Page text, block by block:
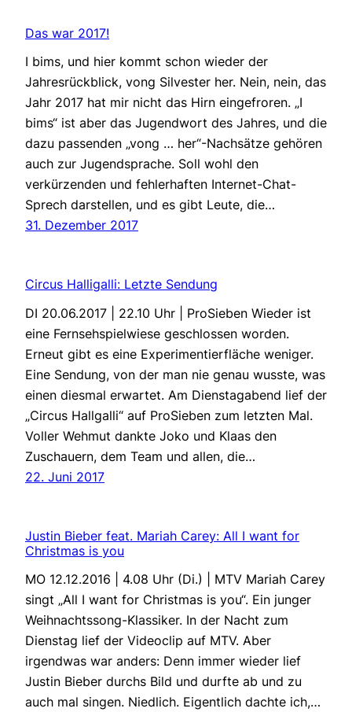
Das war 2017!
I bims, und hier kommt schon wieder der
Jahresrückblick, vong Silvester her. Nein, nein, das
Jahr 2017 hat mir nicht das Hirn eingefroren. „I
bims“ ist aber das Jugendwort des Jahres, und die
dazu passenden „vong … her“-Nachsätze gehören
auch zur Jugendsprache. Soll wohl den
verkürzenden und fehlerhaften Internet-Chat-
Sprech darstellen, und es gibt Leute, die…
31. Dezember 2017
Circus Halligalli: Letzte Sendung
DI 20.06.2017 | 22.10 Uhr | ProSieben Wieder ist
eine Fernsehspielwiese geschlossen worden.
Erneut gibt es eine Experimentierfläche weniger.
Eine Sendung, von der man nie genau wusste, was
einen diesmal erwartet. Am Dienstagabend lief der
„Circus Hallgalli“ auf ProSieben zum letzten Mal.
Voller Wehmut dankte Joko und Klaas den
Zuschauern, dem Team und allen, die…
22. Juni 2017
Justin Bieber feat. Mariah Carey: All I want for
Christmas is you
MO 12.12.2016 | 4.08 Uhr (Di.) | MTV Mariah Carey
singt „All I want for Christmas is you“. Ein junger
Weihnachtssong-Klassiker. In der Nacht zum
Dienstag lief der Videoclip auf MTV. Aber
irgendwas war anders: Denn immer wieder lief
Justin Bieber durchs Bild und durfte ab und zu
auch mal singen. Niedlich. Eigentlich dachte ich,…